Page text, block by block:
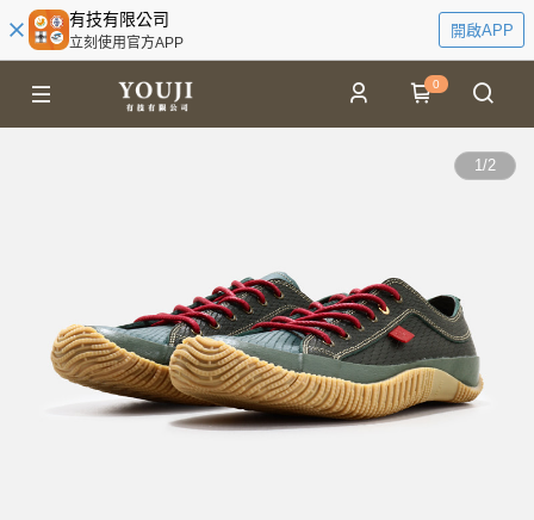
有技有限公司
立刻使用官方APP
開啟APP
0
1/2